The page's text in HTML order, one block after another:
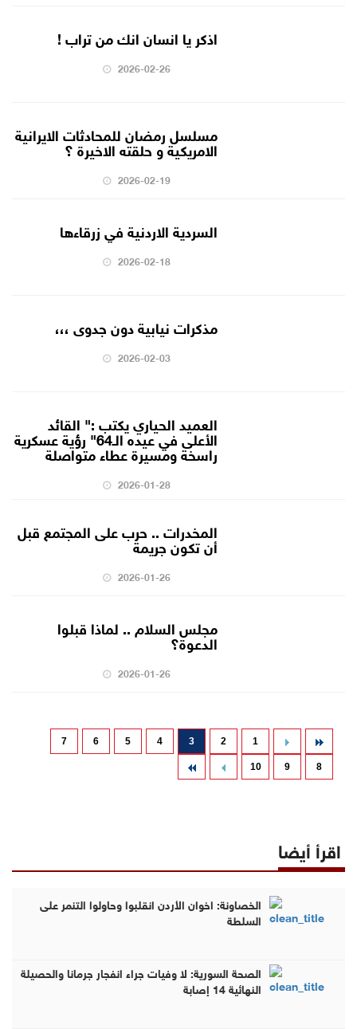
اذكر يا انسان انك من تراب !
2026-02-26
مسلسل رمضان للمحادثات الايرانية
الامريكية و حلقته الاخيرة ؟
2026-02-19
السردية الاردنية في زرقاءها
2026-02-18
مذكرات نيابية دون جدوى ،،،
2026-02-03
العميد الحياري يكتب :" القائد
الأعلى في عيده الـ64" رؤية عسكرية
راسخة ومسيرة عطاء متواصلة
2026-01-28
المخدرات .. حرب على المجتمع قبل
أن تكون جريمة
2026-01-26
مجلس السلام .. لماذا قبلوا
الدعوة؟
2026-01-26
1
2
3
4
5
6
7
8
9
10
اقرأ أيضا
الخصاونة: اخوان الأردن انقلبوا وحاولوا التنمر على
السلطة
الصحة السورية: لا وفيات جراء انفجار جرمانا والحصيلة
النهائية 14 إصابة